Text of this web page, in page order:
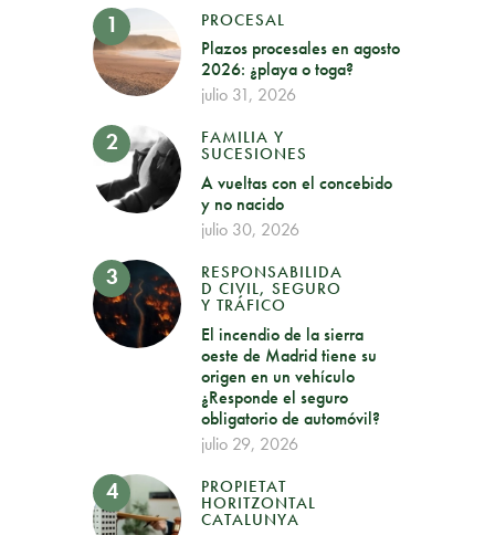
PROCESAL
Plazos procesales en agosto
2026: ¿playa o toga?
julio 31, 2026
FAMILIA Y
SUCESIONES
A vueltas con el concebido
y no nacido
julio 30, 2026
RESPONSABILIDA
D CIVIL, SEGURO
Y TRÁFICO
El incendio de la sierra
oeste de Madrid tiene su
origen en un vehículo
¿Responde el seguro
obligatorio de automóvil?
julio 29, 2026
PROPIETAT
HORITZONTAL
CATALUNYA